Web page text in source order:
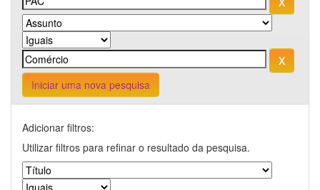
Iniciar uma nova pesquisa
Adicionar filtros:
Utilizar filtros para refinar o resultado da pesquisa.